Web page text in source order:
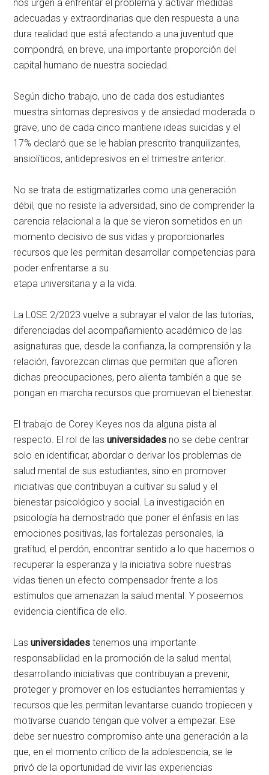
nos urgen a enfrentar el problema y activar medidas
adecuadas y extraordinarias que den respuesta a una
dura realidad que está afectando a una juventud que
compondrá, en breve, una importante proporción del
capital humano de nuestra sociedad.
Según dicho trabajo, uno de cada dos estudiantes
muestra síntomas depresivos y de ansiedad moderada o
grave, uno de cada cinco mantiene ideas suicidas y el
17% declaró que se le habían prescrito tranquilizantes,
ansiolíticos, antidepresivos en el trimestre anterior.
No se trata de estigmatizarles como una generación
débil, que no resiste la adversidad, sino de comprender la
carencia relacional a la que se vieron sometidos en un
momento decisivo de sus vidas y proporcionarles
recursos que les permitan desarrollar competencias para
poder enfrentarse a su
etapa universitaria y a la vida.
La L0SE 2/2023 vuelve a subrayar el valor de las tutorías,
diferenciadas del acompañamiento académico de las
asignaturas que, desde la confianza, la comprensión y la
relación, favorezcan climas que permitan que afloren
dichas preocupaciones, pero alienta también a que se
pongan en marcha recursos que promuevan el bienestar.
El trabajo de Corey Keyes nos da alguna pista al
respecto. El rol de lasuniversidades no se debe centrar
solo en identificar, abordar o derivar los problemas de
salud mental de sus estudiantes, sino en promover
iniciativas que contribuyan a cultivar su salud y el
bienestar psicológico y social. La investigación en
psicología ha demostrado que poner el énfasis en las
emociones positivas, las fortalezas personales, la
gratitud, el perdón, encontrar sentido a lo que hacemos o
recuperar la esperanza y la iniciativa sobre nuestras
vidas tienen un efecto compensador frente a los
estímulos que amenazan la salud mental. Y poseemos
evidencia científica de ello.
Lasuniversidades tenemos una importante
responsabilidad en la promoción de la salud mental,
desarrollando iniciativas que contribuyan a prevenir,
proteger y promover en los estudiantes herramientas y
recursos que les permitan levantarse cuando tropiecen y
motivarse cuando tengan que volver a empezar. Ese
debe ser nuestro compromiso ante una generación a la
que, en el momento crítico de la adolescencia, se le
privó de la oportunidad de vivir las experiencias